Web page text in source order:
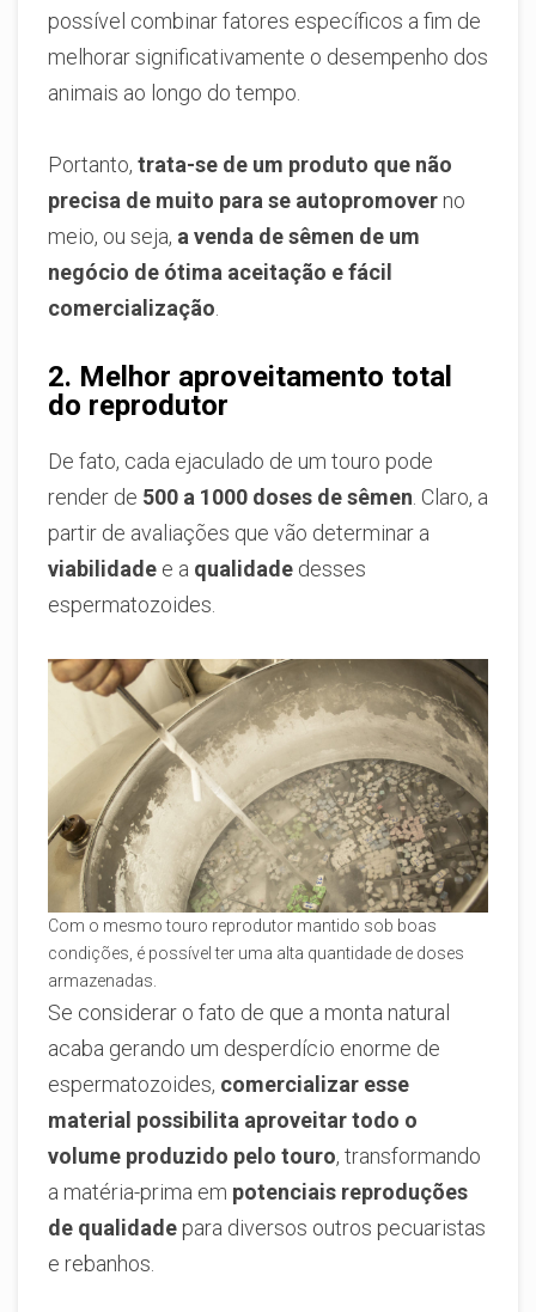
possível combinar fatores específicos a fim de
melhorar significativamente o desempenho dos
animais ao longo do tempo.
Portanto, trata-se de um produto que não
precisa de muito para se autopromover no
meio, ou seja, a venda de sêmen de um
negócio de ótima aceitação e fácil
comercialização.
2. Melhor aproveitamento total
do reprodutor
De fato, cada ejaculado de um touro pode
render de 500 a 1000 doses de sêmen. Claro, a
partir de avaliações que vão determinar a
viabilidade e a qualidade desses
espermatozoides.
Com o mesmo touro reprodutor mantido sob boas
condições, é possível ter uma alta quantidade de doses
armazenadas.
Se considerar o fato de que a monta natural
acaba gerando um desperdício enorme de
espermatozoides, comercializar esse
material possibilita aproveitar todo o
volume produzido pelo touro, transformando
a matéria-prima em potenciais reproduções
de qualidade para diversos outros pecuaristas
e rebanhos.